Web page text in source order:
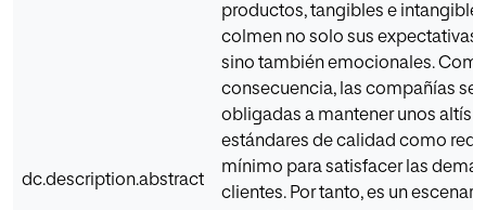
dc.description.abstract
productos, tangibles e
colmen no solo sus expectativas
sino también emocionales.
consecuencia, las compañías se
obligadas a mantener unos
estándares de calidad como
mínimo para satisfacer las
clientes. Por tanto, es un